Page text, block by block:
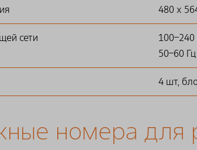
480 х
сети
50–60 Гц
4 шт,
номера для